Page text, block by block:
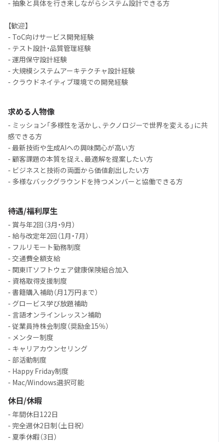
- 抽象と具体を行き来しながらシステム設計できる方
【歓迎】
- ToC向けサービス開発経験
- テスト設計・品質管理経験
- 運用保守設計経験
- 大規模システムアーキテクチャ設計経験
- クラウドネイティブ環境での開発経験
求める人物像
- ミッション「多様性を活かし、テクノロジーで世界を変える」に共
感できる方
- 最新技術や生成AIへの興味関心が高い方
- 顧客課題の本質を捉え、最適解を提案したい方
- ビジネスと技術の両面から価値創出したい方
- 多様なバックグラウンドを持つメンバーと協働できる方
待遇/福利厚生
- 賞与年2回（3月・9月）
- 給与改定年2回（1月・7月）
- フルリモート勤務制度
- 交通費全額支給
- 関東ITソフトウェア健康保険組合加入
- 資格取得支援制度
- 書籍購入補助（月1万円まで）
- グロービス学び放題補助
- 言語オンラインレッスン補助
- 従業員持株会制度（奨励金15％）
- メンター制度
- キャリアカウンセリング
- 部活動制度
- Happy Friday制度
- Mac/Windows選択可能
休日/休暇
- 年間休日122日
- 完全週休2日制（土日祝）
- 夏季休暇（3日）